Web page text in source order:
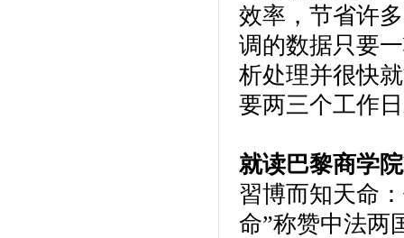
效率，节省许
调的数据只要
析处理并很快
要两三个工作
就读巴黎商学
習博而知天命
命”称赞中法两